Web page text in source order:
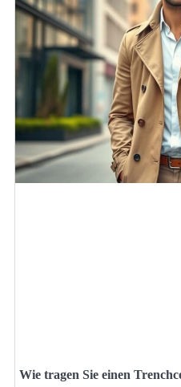
Wie tragen Sie einen